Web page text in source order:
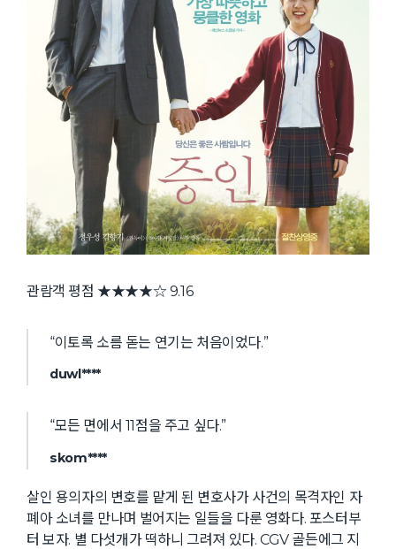
관람객 평점 ★★★★☆ 9.16
“이토록 소름 돋는 연기는 처음이었다.”
duwl****
“모든 면에서 11점을 주고 싶다.”
skom****
살인 용의자의 변호를 맡게 된 변호사가 사건의 목격자인 자
폐아 소녀를 만나며 벌어지는 일들을 다룬 영화다. 포스터부
터 보자. 별 다섯개가 떡하니 그려져 있다. CGV 골든에그 지